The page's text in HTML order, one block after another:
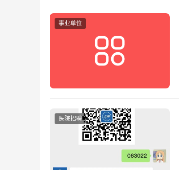
事业单位
医院招聘